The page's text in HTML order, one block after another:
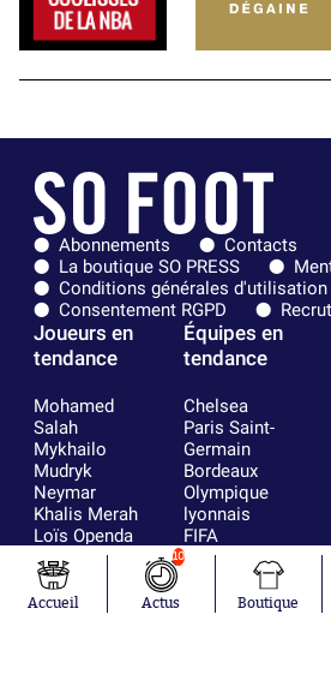
Abonnements
Contacts
La boutique SO PRESS
Conditions générales d'utilisation
Consentement RGPD
Joueurs en
tendance
Mohamed
Salah
Mykhailo
Mudryk
Neymar
Khalis Merah
Loïs Openda
Moussa
Niakhaté
Nicolás
Équipes en
tendance
Chelsea
Paris Saint-
Germain
Bordeaux
Olympique
lyonnais
FIFA
Real Madrid
RC Strasbourg
AC Milan
Accueil
10
Actus Boutique